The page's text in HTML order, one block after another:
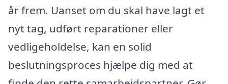
år frem. Uanset om du skal have lagt et
nyt tag, udført reparationer eller
vedligeholdelse, kan en solid
beslutningsproces hjælpe dig med at